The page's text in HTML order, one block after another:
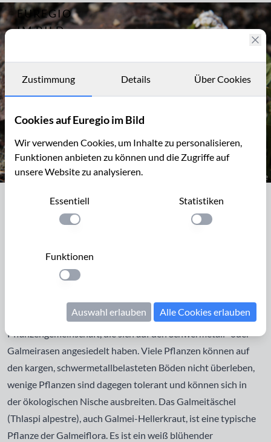
EUREGIO
IM BILD
Archiv
Kontakt
Archiv 6179
Galmeitäschel, Thlaspi alpestre, auf
einer Galmeihalde bei Plombières
Schwermetallverseuchte Böden sind nun nicht gerade das,
was man im ersten Moment als besonders schützenswert
empfindet, doch demgegenüber steht die Einmaligkeit der
Pflanzengemeinschaft, die sich auf den Schwermetall- oder
Galmeirasen angesiedelt haben. Viele Pflanzen können auf
den kargen, schwermetallbelasteten Böden nicht überleben,
wenige Pflanzen sind dagegen tolerant und können sich in
der ökologischen Nische ausbreiten. Das Galmeitäschel
(Thlaspi alpestre), auch Galmei-Hellerkraut, ist eine typische
Pflanze der Galmeiflora. Es ist ein weiß blühender
Zustimmung Details Über Cookies
Cookies auf Euregio im Bild
Wir verwenden Cookies, um Inhalte zu personalisieren,
Funktionen anbieten zu können und die Zugriffe auf
unsere Website zu analysieren.
Essentiell
Einstellung anwenden
Statistiken
Einstellung
Funktionen
Einstellung anwenden
Auswahl erlauben Alle Cookies erlauben